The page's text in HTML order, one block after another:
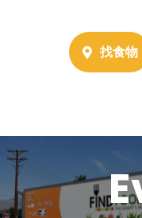
找食物